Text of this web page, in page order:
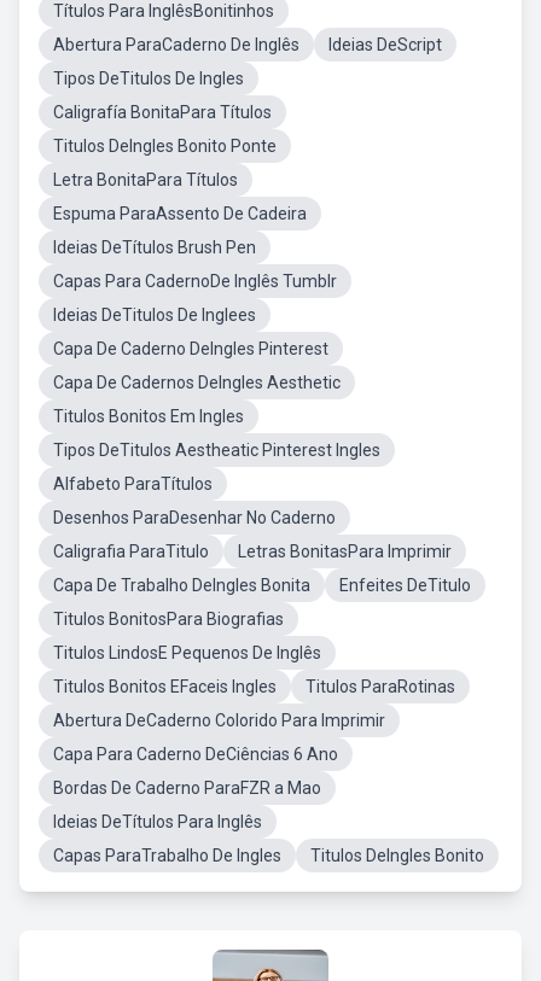
Títulos Para InglêsBonitinhos
Abertura ParaCaderno De Inglês
Ideias DeScript
Tipos DeTitulos De Ingles
Caligrafía BonitaPara Títulos
Titulos DeIngles Bonito Ponte
Letra BonitaPara Títulos
Espuma ParaAssento De Cadeira
Ideias DeTítulos Brush Pen
Capas Para CadernoDe Inglês Tumblr
Ideias DeTitulos De Inglees
Capa De Caderno DeIngles Pinterest
Capa De Cadernos DeIngles Aesthetic
Titulos Bonitos Em Ingles
Tipos DeTitulos Aestheatic Pinterest Ingles
Alfabeto ParaTítulos
Desenhos ParaDesenhar No Caderno
Caligrafia ParaTitulo
Letras BonitasPara Imprimir
Capa De Trabalho DeIngles Bonita
Enfeites DeTitulo
Titulos BonitosPara Biografias
Titulos LindosE Pequenos De Inglês
Titulos Bonitos EFaceis Ingles
Titulos ParaRotinas
Abertura DeCaderno Colorido Para Imprimir
Capa Para Caderno DeCiências 6 Ano
Bordas De Caderno ParaFZR a Mao
Ideias DeTítulos Para Inglês
Capas ParaTrabalho De Ingles
Titulos DeIngles Bonito